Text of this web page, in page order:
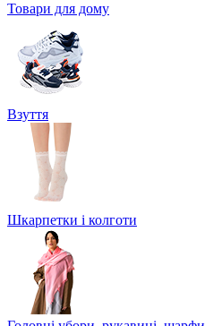
Товари для дому
Взуття
Шкарпетки і колготи